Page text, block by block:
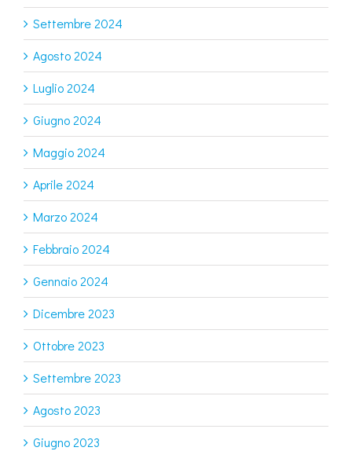
Settembre 2024
Agosto 2024
Luglio 2024
Giugno 2024
Maggio 2024
Aprile 2024
Marzo 2024
Febbraio 2024
Gennaio 2024
Dicembre 2023
Ottobre 2023
Settembre 2023
Agosto 2023
Giugno 2023